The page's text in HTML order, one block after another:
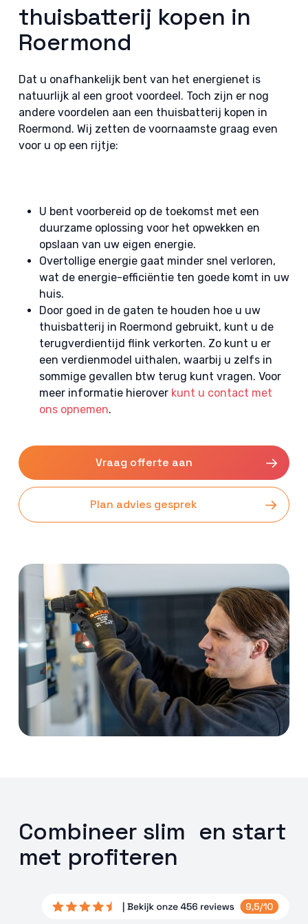
thuisbatterij kopen in
Roermond
Dat u onafhankelijk bent van het energienet is
natuurlijk al een groot voordeel. Toch zijn er nog
andere voordelen aan een thuisbatterij kopen in
Roermond. Wij zetten de voornaamste graag even
voor u op een rijtje:
U bent voorbereid op de toekomst met een
duurzame oplossing voor het opwekken en
opslaan van uw eigen energie.
Overtollige energie gaat minder snel verloren,
wat de energie-efficiëntie ten goede komt in uw
huis.
Door goed in de gaten te houden hoe u uw
thuisbatterij in Roermond gebruikt, kunt u de
terugverdientijd flink verkorten. Zo kunt u er
een verdienmodel uithalen, waarbij u zelfs in
sommige gevallen btw terug kunt vragen. Voor
meer informatie hierover kunt u contact met
ons opnemen.
Vraag offerte aan
Plan advies gesprek
Combineer slim en start
met profiteren